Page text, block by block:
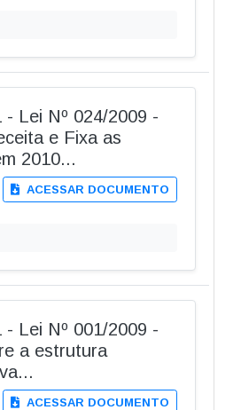
- Lei Nº 024/2009 -
e Fixa as
2010...
ACESSAR DOCUMENTO
- Lei Nº 001/2009 -
a estrutura
ACESSAR DOCUMENTO